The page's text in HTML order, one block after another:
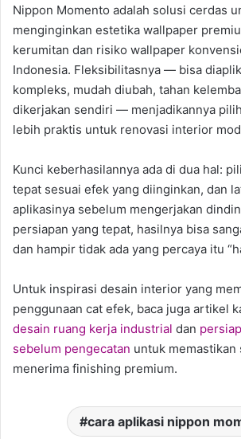
Nippon Momento adalah solusi cerdas
menginginkan estetika wallpaper
kerumitan dan risiko wallpaper
Indonesia. Fleksibilitasnya — bisa
kompleks, mudah diubah, tahan
dikerjakan sendiri — menjadikannya
lebih praktis untuk renovasi interior
Kunci keberhasilannya ada di dua hal:
tepat sesuai efek yang diinginkan, dan
aplikasinya sebelum mengerjakan
persiapan yang tepat, hasilnya bisa
dan hampir tidak ada yang percaya itu
Untuk inspirasi desain interior yang
penggunaan cat efek, baca juga artikel
desain ruang kerja industrial dan
sebelum pengecatan untuk memastikan
menerima finishing premium.
cara aplikasi nippon